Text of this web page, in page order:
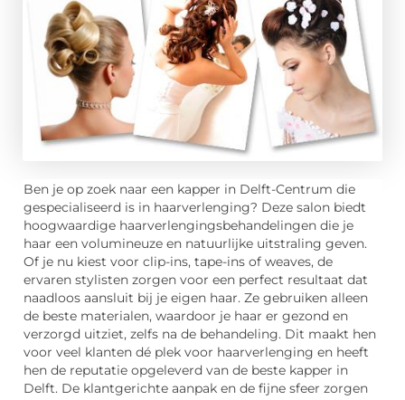
Ben je op zoek naar een kapper in Delft-Centrum die
gespecialiseerd is in haarverlenging? Deze salon biedt
hoogwaardige haarverlengingsbehandelingen die je
haar een volumineuze en natuurlijke uitstraling geven.
Of je nu kiest voor clip-ins, tape-ins of weaves, de
ervaren stylisten zorgen voor een perfect resultaat dat
naadloos aansluit bij je eigen haar. Ze gebruiken alleen
de beste materialen, waardoor je haar er gezond en
verzorgd uitziet, zelfs na de behandeling. Dit maakt hen
voor veel klanten dé plek voor haarverlenging en heeft
hen de reputatie opgeleverd van de beste kapper in
Delft. De klantgerichte aanpak en de fijne sfeer zorgen